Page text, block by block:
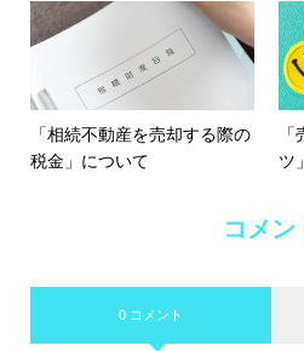
「相続不動産を売却する際の
税金」について
ツ
コメン
0 コメント